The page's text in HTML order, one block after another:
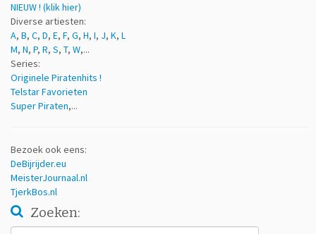
NIEUW ! (klik hier)
Diverse artiesten:
A, B, C, D, E, F, G, H, I, J, K, L
M, N, P, R, S, T, W,...
Series:
Originele Piratenhits !
Telstar Favorieten
Super Piraten,...
Bezoek ook eens:
DeBijrijder.eu
MeisterJournaal.nl
TjerkBos.nl
Zoeken: